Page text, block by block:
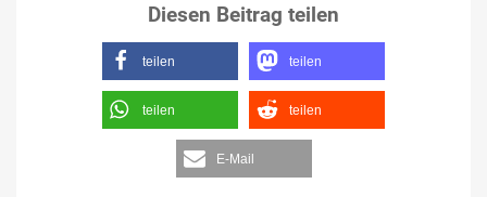
Diesen Beitrag teilen
teilen teilen
teilen teilen
E-Mail